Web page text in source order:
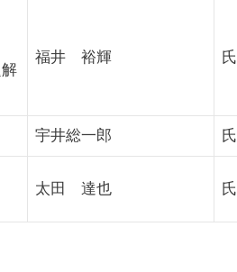
福井 裕輝 氏
宇井総一郎 氏
太田 達也 氏